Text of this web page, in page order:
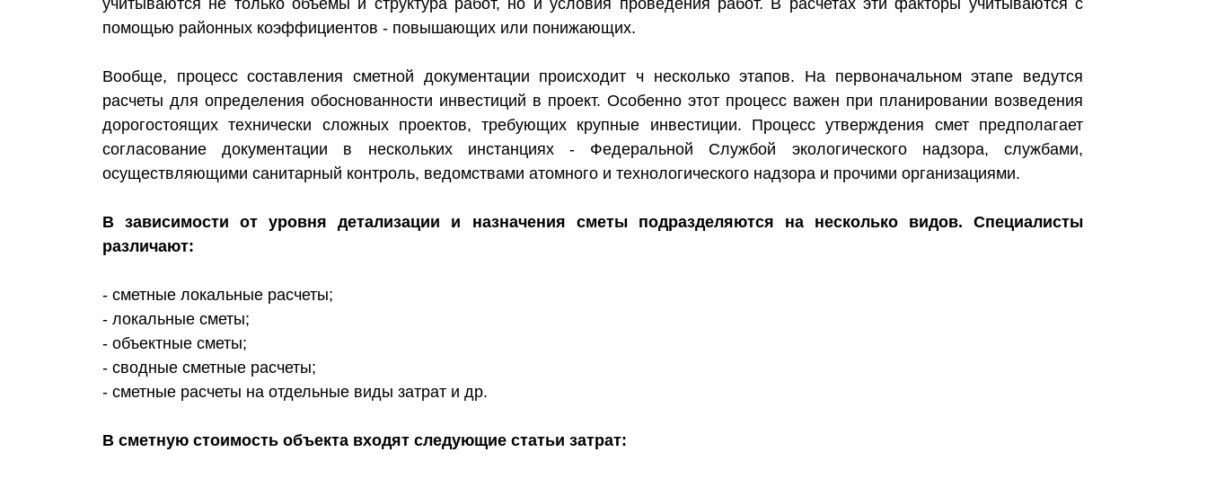
учитываются не только объемы и структура работ, но и условия проведения работ. В расчетах эти факторы учитываются с
помощью районных коэффициентов - повышающих или понижающих.
Вообще, процесс составления сметной документации происходит ч несколько этапов. На первоначальном этапе ведутся
расчеты для определения обоснованности инвестиций в проект. Особенно этот процесс важен при планировании возведения
дорогостоящих технически сложных проектов, требующих крупные инвестиции. Процесс утверждения смет предполагает
согласование документации в нескольких инстанциях - Федеральной Службой экологического надзора, службами,
осуществляющими санитарный контроль, ведомствами атомного и технологического надзора и прочими организациями.
В зависимости от уровня детализации и назначения сметы подразделяются на несколько видов. Специалисты
различают:
- сметные локальные расчеты;
- локальные сметы;
- объектные сметы;
- сводные сметные расчеты;
- сметные расчеты на отдельные виды затрат и др.
В сметную стоимость объекта входят следующие статьи затрат: